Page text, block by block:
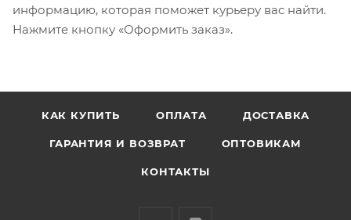
информацию, которая поможет курьеру вас найти.
Нажмите кнопку «Оформить заказ».
КАК КУПИТЬ ОПЛАТА ДОСТАВКА
ГАРАНТИЯ И ВОЗВРАТ ОПТОВИКАМ
КОНТАКТЫ